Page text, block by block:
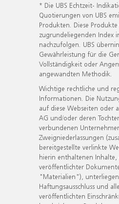
* Die UBS Echtzeit-
Quotierungen von UBS
Produkten. Diese
zugrundeliegenden Index
nachzufolgen. UBS
Gewährleistung für die
Vollständigkeit oder
angewandten Methodik.
Wichtige rechtliche und
Informationen. Die
auf diese Webseiten oder
AG und/oder deren
verbundenen
Zweigniederlassungen
bereitgestellte verlinkte
hierin enthaltenen Inhalte,
veröffentlichter
"Materialien"),
Haftungsausschluss und
veröffentlichten